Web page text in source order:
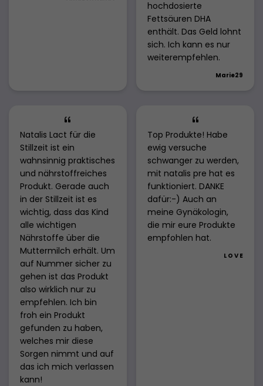
hochdosierte
Fettsäuren DHA
enthält. Das Geld lohnt
sich. Ich kann es nur
weiterempfehlen.
Marie29
Natalis Lact für die
Stillzeit ist ein
wahnsinnig praktisches
und nährstoffreiches
Produkt. Gerade auch
in der Stillzeit ist es
wichtig, dass das Kind
alle wichtigen
Nährstoffe über die
Muttermilch erhält. Um
auf Nummer sicher zu
gehen ist das Produkt
also wirklich nur zu
empfehlen. Ich bin
froh ein Produkt
gefunden zu haben,
welches mir diese
Sorgen nimmt und auf
das ich mich verlassen
kann!
Top Produkte! Habe
ewig versuche
schwanger zu werden,
mit natalis pre hat es
funktioniert. DANKE
dafür:-) Auch an
meine Gynäkologin,
die mir eure Produkte
empfohlen hat.
L O V E